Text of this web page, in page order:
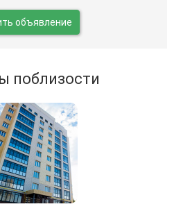
объявление
поблизости